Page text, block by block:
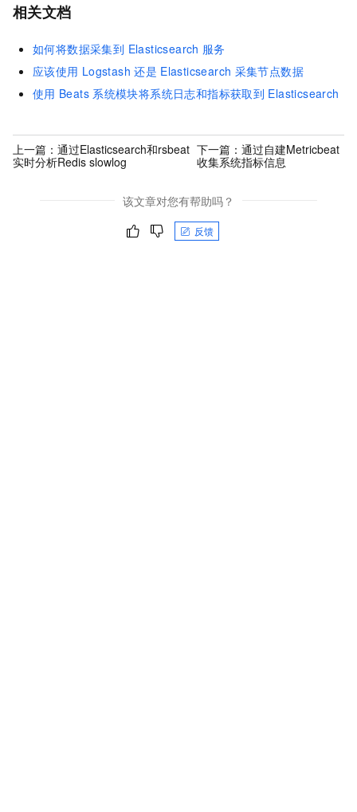
相关文档
如何将数据采集到 Elasticsearch 服务
应该使用 Logstash 还是 Elasticsearch 采集节点数据
使用 Beats 系统模块将系统日志和指标获取到 Elasticsearch
上一篇： 通过Elasticsearch和rsbeat
实时分析Redis slowlog
下一篇：通过自建Metricbeat
收集系统指标信息
该文章对您有帮助吗？
反馈